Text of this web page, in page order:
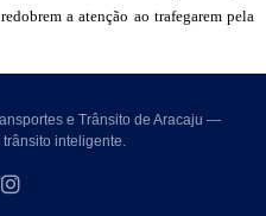
a atenção ao trafegarem pela
e Trânsito de Aracaju —
inteligente.